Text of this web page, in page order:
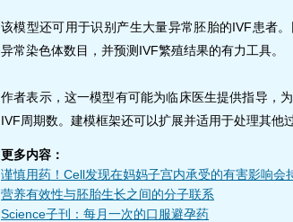
该模型还可用于识别产生大量异常胚胎的IVF患者
异常染色体数目，并预测IVF繁殖结果的有力工具。
作者表示，这一模型有可能为临床医生提供指导，
IVF周期数。建模框架还可以扩展并适用于处理其他
更多内容：
谨慎用药！Cell发现在妈妈子宫内承受的有害影响会
营养有效性与胚胎生长之间的分子联系
Science子刊：每月一次的口服避孕药